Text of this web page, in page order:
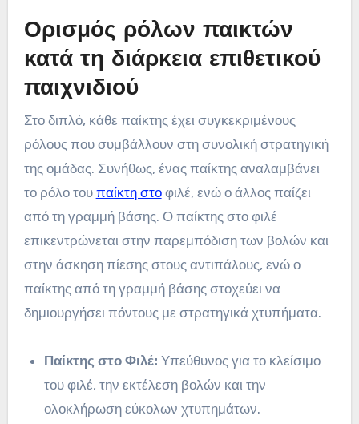
Ορισμός ρόλων παικτών
κατά τη διάρκεια επιθετικού
παιχνιδιού
Στο διπλό, κάθε παίκτης έχει συγκεκριμένους
ρόλους που συμβάλλουν στη συνολική στρατηγική
της ομάδας. Συνήθως, ένας παίκτης αναλαμβάνει
το ρόλο του παίκτη στοφιλέ, ενώ ο άλλος παίζει
από τη γραμμή βάσης. Ο παίκτης στο φιλέ
επικεντρώνεται στην παρεμπόδιση των βολών και
στην άσκηση πίεσης στους αντιπάλους, ενώ ο
παίκτης από τη γραμμή βάσης στοχεύει να
δημιουργήσει πόντους με στρατηγικά χτυπήματα.
Παίκτης στο Φιλέ: Υπεύθυνος για το κλείσιμο
του φιλέ, την εκτέλεση βολών και την
ολοκλήρωση εύκολων χτυπημάτων.